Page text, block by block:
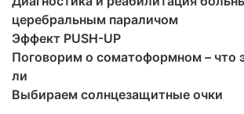
церебральным параличом
Эффект PUSH-UP
Поговорим о соматоформном – что
ли
Выбираем солнцезащитные очки